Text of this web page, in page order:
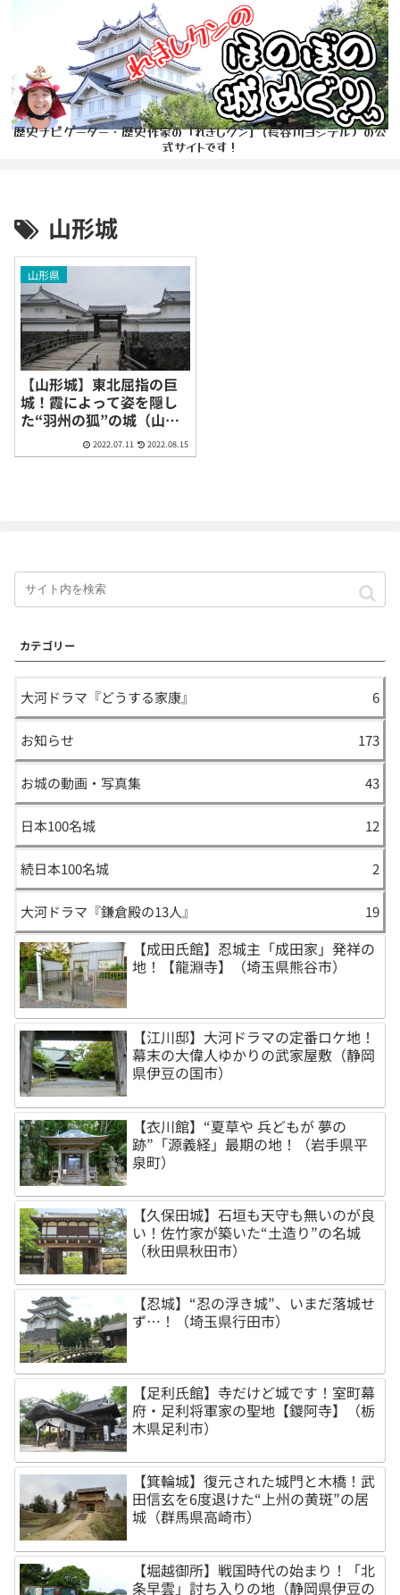
歴史ナビゲーター・歴史作家の「れきしクン」(長谷川ヨシテル）の公
式サイトです！
山形城
山形県
【山形城】東北屈指の巨
城！霞によって姿を隠し
た“羽州の狐”の城（山形
県山形市） 2022.07.11 2022.08.15
カテゴリー
大河ドラマ『どうする家康』 6
お知らせ 173
お城の動画・写真集 43
日本100名城 12
続日本100名城 2
大河ドラマ『鎌倉殿の13人』 19
【成田氏館】忍城主「成田家」発祥の
地！【龍淵寺】（埼玉県熊谷市）
【江川邸】大河ドラマの定番ロケ地！
幕末の大偉人ゆかりの武家屋敷（静岡
県伊豆の国市）
【衣川館】“夏草や 兵どもが 夢の
跡”「源義経」最期の地！（岩手県平
泉町）
【久保田城】石垣も天守も無いのが良
い！佐竹家が築いた“土造り”の名城
（秋田県秋田市）
【忍城】“忍の浮き城”、いまだ落城せ
ず…！（埼玉県行田市）
【足利氏館】寺だけど城です！室町幕
府・足利将軍家の聖地【鑁阿寺】（栃
木県足利市）
【箕輪城】復元された城門と木橋！武
田信玄を6度退けた“上州の黄斑”の居
城（群馬県高崎市）
【堀越御所】戦国時代の始まり！「北
条早雲」討ち入りの地（静岡県伊豆の